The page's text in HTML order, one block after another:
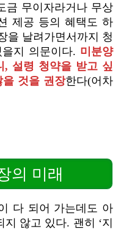
금 무이자라거나 무상
제공 등의 혜택도 하
을 날려가면서까지 청
지 의문이다. 미분양
, 설령 청약을 받고 싶
을 것을 권장한다(어차
의 미래
다 되어 가는데도 아
않고 있다. 괜히 ‘지